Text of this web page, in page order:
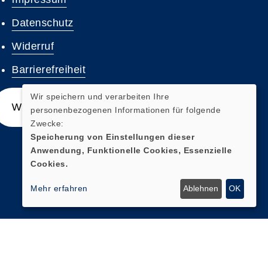
Datenschutz
Widerruf
Barrierefreiheit
Widerrufsformular
Wir speichern und verarbeiten Ihre
personenbezogenen Informationen für folgende
Zwecke:
Speicherung von Einstellungen dieser
Anwendung, Funktionelle Cookies, Essenzielle
Cookies.
Mehr erfahren Ablehnen OK